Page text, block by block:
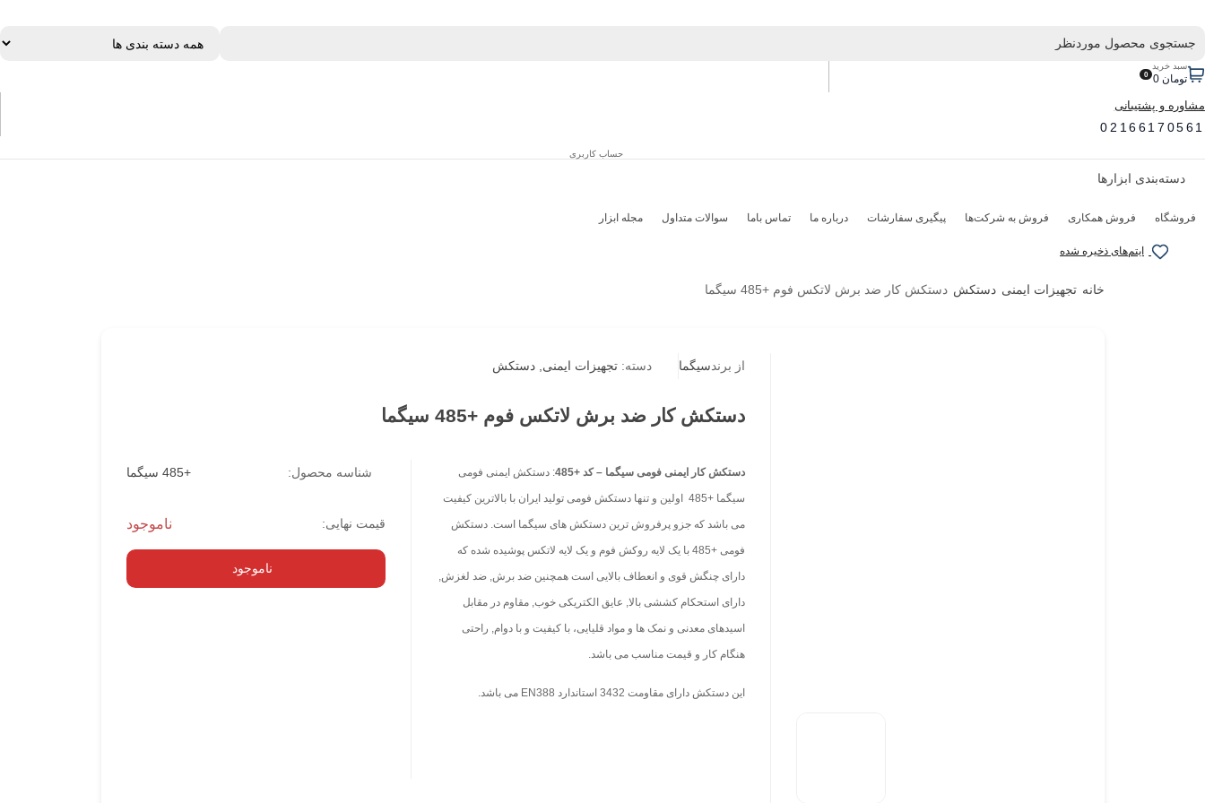
محتواسبد خرید
0 تومان 0
مشاوره و پشتیبانی
02166170561
حساب کاربری
دسته‌‌بندی‌ ابزارها
فروشگاه فروش همکاری فروش به شرکت‌ها پیگیری سفارشات درباره ما تماس باما سوالات متداول مجله ابزار
ایتم‌های ذخیره شده
خانه تجهیزات ایمنی دستکش دستکش کار ضد برش لاتکس فوم +485 سیگما
از برندسیگما دسته: تجهیزات ایمنی ,دستکش
دستکش کار ضد برش لاتکس فوم +485 سیگما
دستکش کار ایمنی فومی سیگما – کد +485 : دستکش ایمنی فومی
سیگما +485 اولین و تنها دستکش فومی تولید ایران با بالاترین کیفیت
می باشد که جزو پرفروش ترین دستکش های سیگما است. دستکش
فومی +485 با یک لایه روکش فوم و یک لایه لاتکس پوشیده شده که
دارای چنگش قوی و انعطاف بالایی است همچنین ضد برش, ضد لغزش,
دارای استحکام کششی بالا, عایق الکتریکی خوب, مقاوم در مقابل
اسیدهای معدنی و نمک ها و مواد قلیایی، با کیفیت و با دوام, راحتی
هنگام کار و قیمت مناسب می باشد.
این دستکش دارای مقاومت 3432 استاندارد EN388 می باشد.
شناسه محصول: +485 سیگما
قیمت نهایی: ناموجود
ناموجود